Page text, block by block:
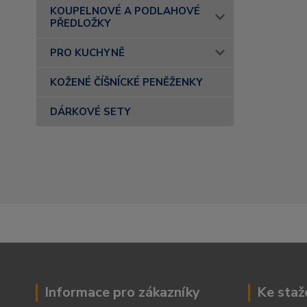
KOUPELNOVÉ A PODLAHOVÉ
PŘEDLOŽKY
PRO KUCHYNĚ
KOŽENÉ ČÍŠNÍCKÉ PENĚŽENKY
DÁRKOVÉ SETY
Informace pro zákazníky Ke